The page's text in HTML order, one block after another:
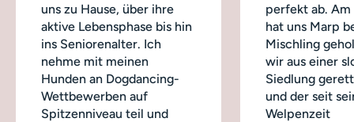
uns zu Hause, über ihre
aktive Lebensphase bis hin
ins Seniorenalter. Ich
nehme mit meinen
Hunden an Dogdancing-
Wettbewerben auf
Spitzenniveau teil und
perfekt ab.
hat uns Marp
Mischling
wir aus einer
Siedlung
und der seit
Welpenzeit